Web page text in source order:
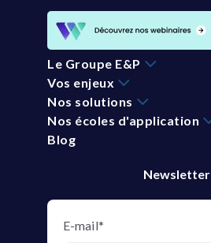
Le Groupe E&P
Vos enjeux
Nos solutions
Nos écoles d'application
Blog
Newsletter
E-mail*